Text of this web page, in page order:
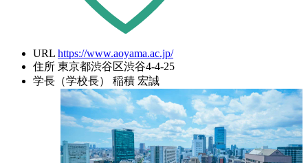
URL https://www.aoyama.ac.jp/
住所 東京都渋谷区渋谷4-4-25
学長（学校長）
稲積 宏誠